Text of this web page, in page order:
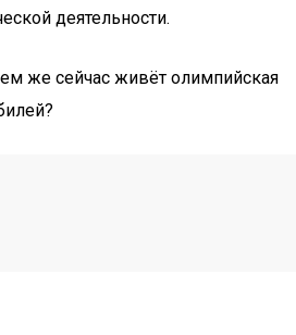
деятельности.
же сейчас живёт олимпийская